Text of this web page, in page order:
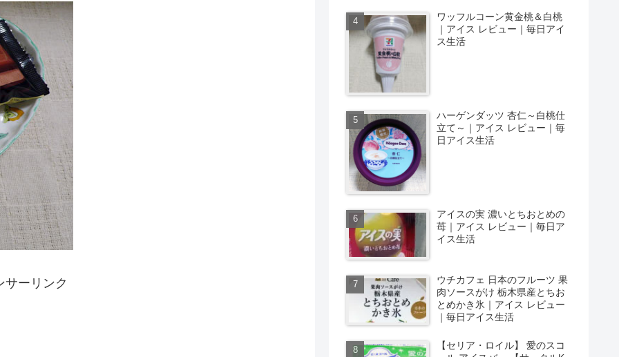
サーリンク
ワッフルコーン黄金桃＆白桃
｜アイス レビュー｜毎日アイ
ス生活
ハーゲンダッツ 杏仁～白桃仕
立て～｜アイス レビュー｜毎
日アイス生活
アイスの実 濃いとちおとめの
苺｜アイス レビュー｜毎日ア
イス生活
ウチカフェ 日本のフルーツ 果
肉ソースがけ 栃木県産とちお
とめかき氷｜アイス レビュー
｜毎日アイス生活
【セリア・ロイル】 愛のスコ